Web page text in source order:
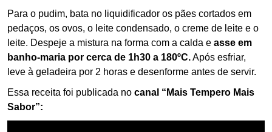
Para o pudim, bata no liquidificador os pães cortados em
pedaços, os ovos, o leite condensado, o creme de leite e o
leite. Despeje a mistura na forma com a calda e asse em
banho-maria por cerca de 1h30 a 180ºC.Após esfriar,
leve à geladeira por 2 horas e desenforme antes de servir.
Essa receita foi publicada no canal “Mais Tempero Mais
Sabor”: